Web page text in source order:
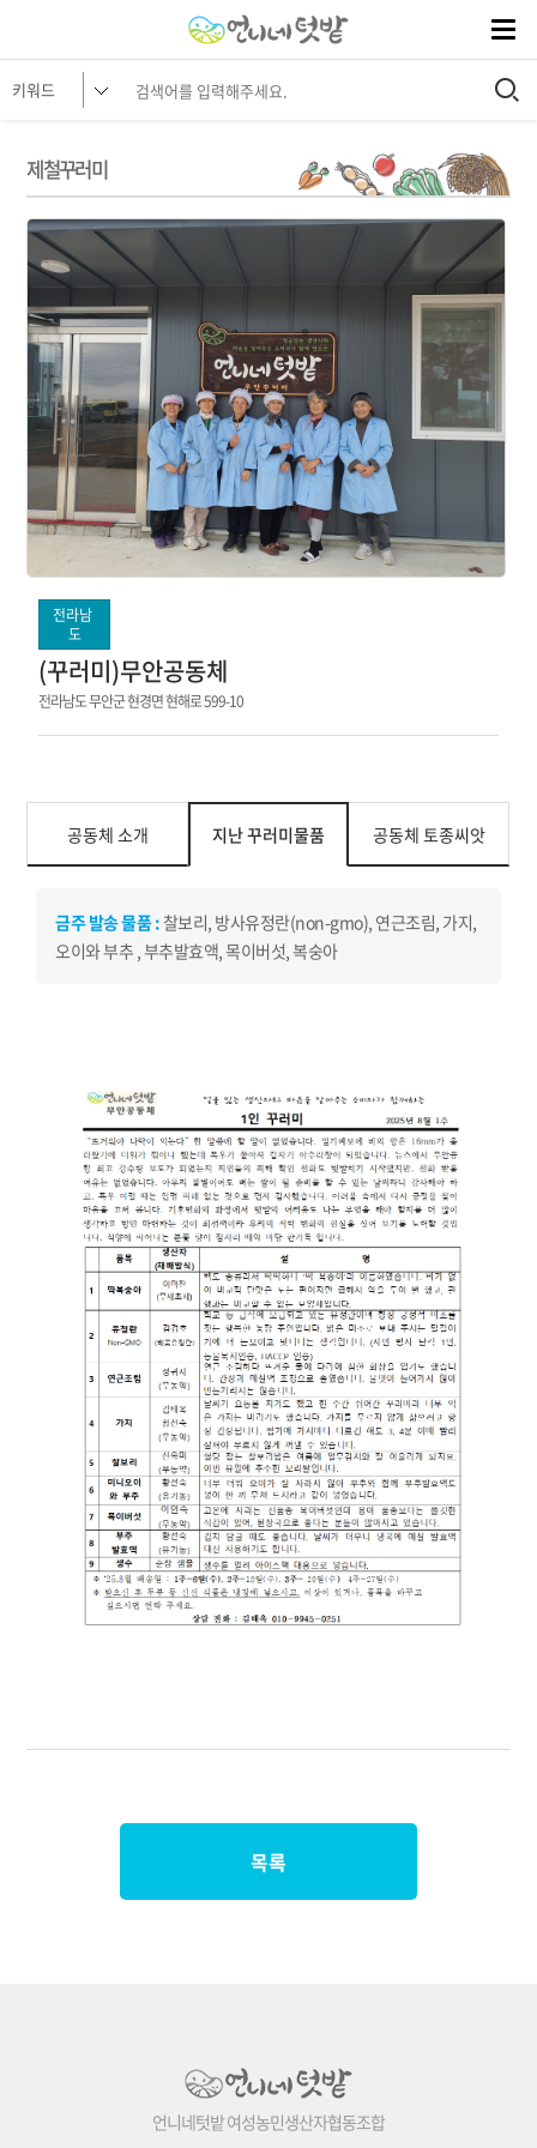
제철꾸러미
전라남
도
(꾸러미)무안공동체
전라남도 무안군 현경면 현해로 599-10
공동체 소개 지난 꾸러미물품 공동체 토종씨앗
금주 발송 물품 : 찰보리, 방사유정란(non-gmo), 연근조림, 가지,
오이와 부추 , 부추발효액, 목이버섯, 복숭아
목록
언니네텃밭 여성농민생산자협동조합